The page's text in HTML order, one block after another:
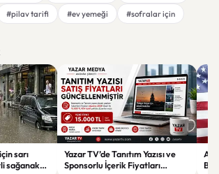
#pilav tarifi #ev yemeği #sofralar için
sarı
sağanak
Yazar TV’de Tanıtım Yazısı ve
Sponsorlu İçerik Fiyatları